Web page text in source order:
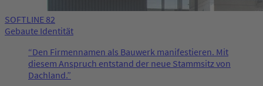
SOFTLINE 82
Gebaute Identität
Den Firmennamen als Bauwerk manifestieren. Mit
diesem Anspruch entstand der neue Stammsitz von
Dachland.